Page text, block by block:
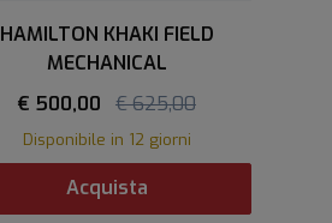
HAMILTON KHAKI FIELD
MECHANICAL
€ 500,00
€ 625,00
Disponibile in 12 giorni
Acquista